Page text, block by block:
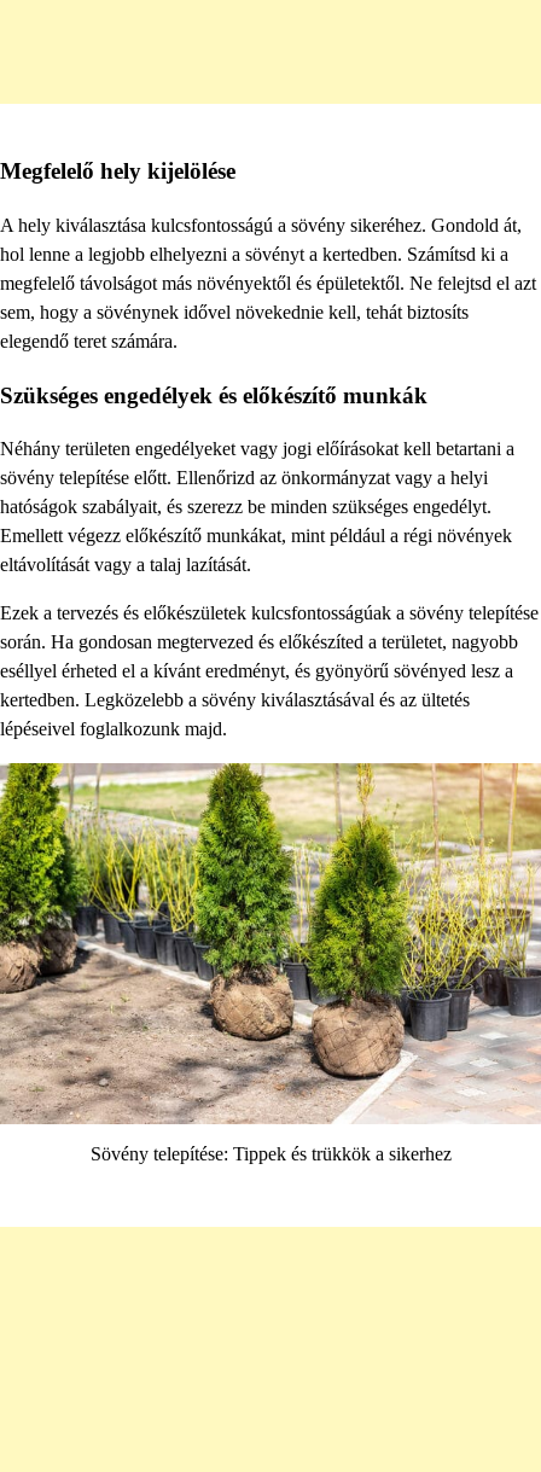
Megfelelő hely kijelölése
A hely kiválasztása kulcsfontosságú a sövény sikeréhez. Gondold át,
hol lenne a legjobb elhelyezni a sövényt a kertedben. Számítsd ki a
megfelelő távolságot más növényektől és épületektől. Ne felejtsd el azt
sem, hogy a sövénynek idővel növekednie kell, tehát biztosíts
elegendő teret számára.
Szükséges engedélyek és előkészítő munkák
Néhány területen engedélyeket vagy jogi előírásokat kell betartani a
sövény telepítése előtt. Ellenőrizd az önkormányzat vagy a helyi
hatóságok szabályait, és szerezz be minden szükséges engedélyt.
Emellett végezz előkészítő munkákat, mint például a régi növények
eltávolítását vagy a talaj lazítását.
Ezek a tervezés és előkészületek kulcsfontosságúak a sövény telepítése
során. Ha gondosan megtervezed és előkészíted a területet, nagyobb
eséllyel érheted el a kívánt eredményt, és gyönyörű sövényed lesz a
kertedben. Legközelebb a sövény kiválasztásával és az ültetés
lépéseivel foglalkozunk majd.
Sövény telepítése: Tippek és trükkök a sikerhez